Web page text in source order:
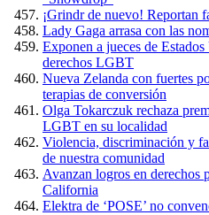
¡Grindr de nuevo! Reportan
Lady Gaga arrasa con las
Exponen a jueces de
derechos LGBT
Nueva Zelanda con fuertes
terapias de conversión
Olga Tokarczuk rechaza
LGBT en su localidad
Violencia, discriminación y
de nuestra comunidad
Avanzan logros en derechos
California
Elektra de ‘POSE’ no